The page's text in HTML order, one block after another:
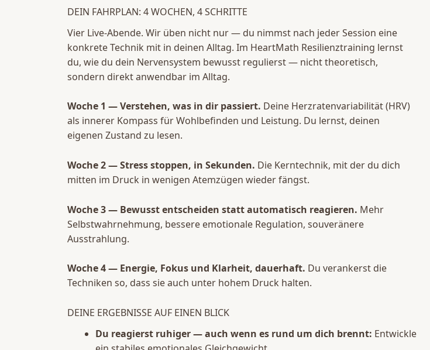
DEIN FAHRPLAN: 4 WOCHEN, 4 SCHRITTE
Vier Live-Abende. Wir üben nicht nur — du nimmst nach jeder Session eine
konkrete Technik mit in deinen Alltag. Im HeartMath Resilienztraining lernst
du, wie du dein Nervensystem bewusst regulierst — nicht theoretisch,
sondern direkt anwendbar im Alltag.
Woche 1 — Verstehen, was in dir passiert. Deine Herzratenvariabilität (HRV)
als innerer Kompass für Wohlbefinden und Leistung. Du lernst, deinen
eigenen Zustand zu lesen.
Woche 2 — Stress stoppen, in Sekunden. Die Kerntechnik, mit der du dich
mitten im Druck in wenigen Atemzügen wieder fängst.
Woche 3 — Bewusst entscheiden statt automatisch reagieren. Mehr
Selbstwahrnehmung, bessere emotionale Regulation, souveränere
Ausstrahlung.
Woche 4 — Energie, Fokus und Klarheit, dauerhaft. Du verankerst die
Techniken so, dass sie auch unter hohem Druck halten.
DEINE ERGEBNISSE AUF EINEN BLICK
Du reagierst ruhiger — auch wenn es rund um dich brennt: Entwickle